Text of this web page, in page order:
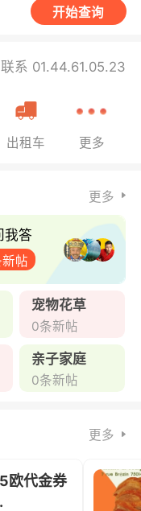
开始查询
系 01.44.61.05.23
出租车 更多
更多
我答
帖
宠物花草
0条新帖
亲子家庭
0条新帖
更多
欧代金券